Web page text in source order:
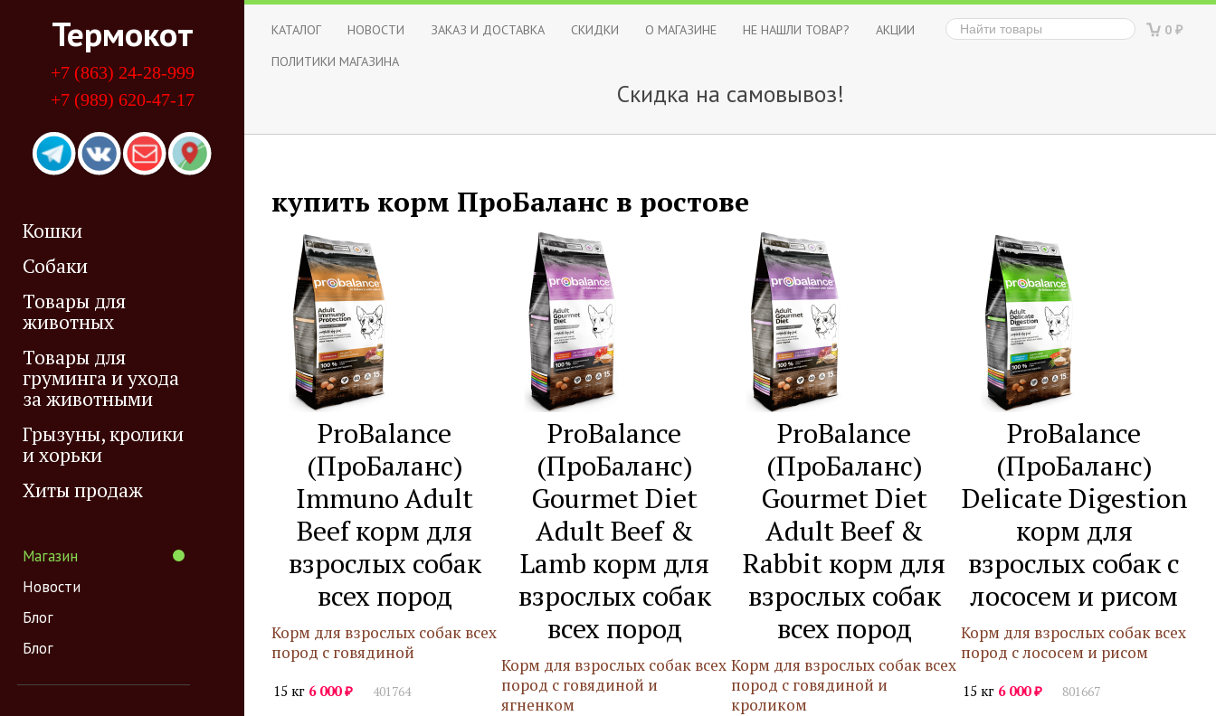
Термокот
+7 (863) 24-28-999
+7 (989) 620-47-17
Кошки
Собаки
Товары для
животных
Товары для
груминга и ухода
за животными
Грызуны, кролики
и хорьки
Хиты продаж
Магазин
Новости
Блог
Блог
0 ₽
КАТАЛОГ НОВОСТИ ЗАКАЗ И ДОСТАВКА СКИДКИ О МАГАЗИНЕ НЕ НАШЛИ ТОВАР?
АКЦИИ
ПОЛИТИКИ МАГАЗИНА
Скидка на самовывоз!
купить корм ПроБаланс в ростове
ProBalance
(ПроБаланс)
Immuno Adult
Beef корм для
взрослых собак
всех пород
Корм для взрослых собак всех
пород с говядиной
15 кг 6 000₽ 401764
ProBalance
(ПроБаланс)
Gourmet Diet
Adult Beef &
Lamb корм для
взрослых собак
всех пород
Корм для взрослых собак всех
пород с говядиной и
ягненком
ProBalance
(ПроБаланс)
Gourmet Diet
Adult Beef &
Rabbit корм для
взрослых собак
всех пород
Корм для взрослых собак всех
пород с говядиной и
кроликом
ProBalance
(ПроБаланс)
Delicate Digestion
корм для
взрослых собак с
лососем и рисом
Корм для взрослых собак всех
пород с лососем и рисом
15 кг 6 000₽ 801667